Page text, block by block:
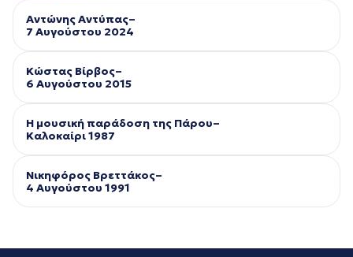
Αντώνης Αντύπας–
7 Αυγούστου 2024
Κώστας Βίρβος–
6 Αυγούστου 2015
Η μουσική παράδοση της Πάρου–
Kαλοκαίρι 1987
Νικηφόρος Βρεττάκος–
4 Αυγούστου 1991